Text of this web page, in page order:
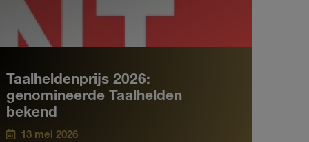
Taalheldenprijs 2026:
genomineerde Taalhelden
bekend
13 mei 2026